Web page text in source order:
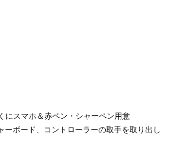
にスマホ＆赤ペン・シャーペン用意
ーボード、コントローラーの取手を取り出し